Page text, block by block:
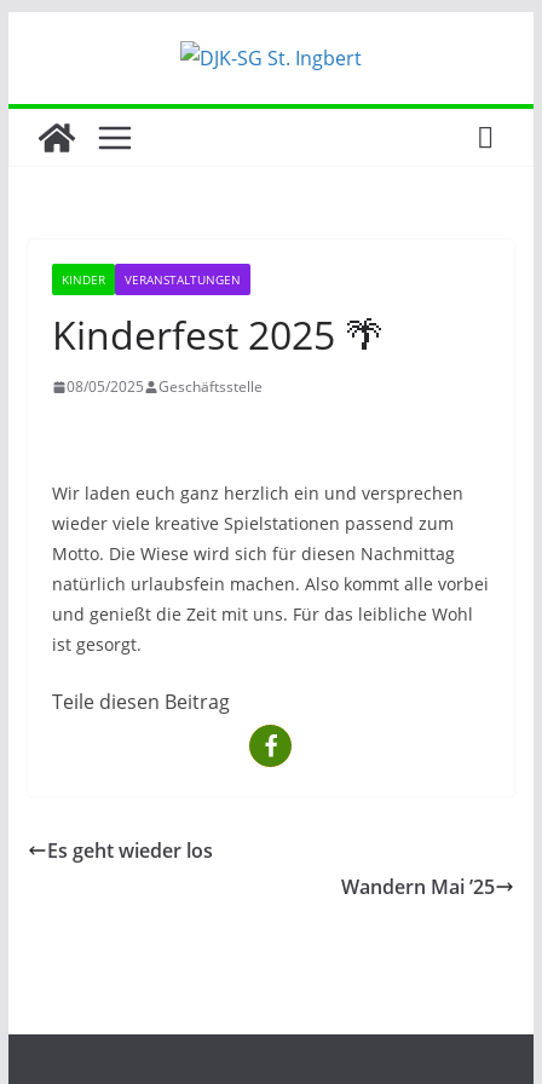
KINDER VERANSTALTUNGEN
Kinderfest 2025 🌴
08/05/2025 Geschäftsstelle
Wir laden euch ganz herzlich ein und versprechen
wieder viele kreative Spielstationen passend zum
Motto. Die Wiese wird sich für diesen Nachmittag
natürlich urlaubsfein machen. Also kommt alle vorbei
und genießt die Zeit mit uns. Für das leibliche Wohl
ist gesorgt.
Teile diesen Beitrag
Es geht wieder los
Wandern Mai ’25